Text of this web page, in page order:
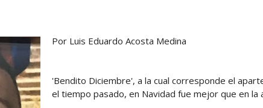
Por Luis Eduardo Acosta Medina
'Bendito Diciembre', a la cual corresponde el
el tiempo pasado, en Navidad fue mejor que en la